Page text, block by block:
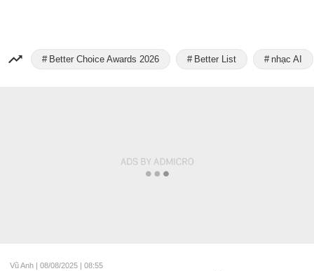
Better Choice Awards 2026 Better List nhạc AI
Vũ Anh | 08/08/2025 | 08:55